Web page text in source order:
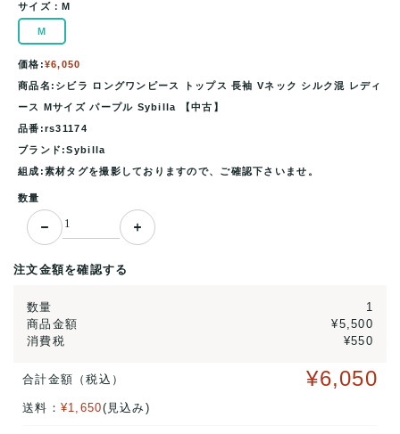
サイズ：M
M
価格:¥6,050
商品名:シビラ ロングワンピース トップス 長袖 Vネック シルク混 レディ
ース Mサイズ パープル Sybilla 【中古】
品番:rs31174
ブランド:Sybilla
組成:素材タグを撮影しておりますので、ご確認下さいませ。
数量
注文金額を確認する
数量
1
商品金額
¥5,500
消費税
¥550
合計金額（税込） ¥6,050
送料： ¥1,650(見込み)